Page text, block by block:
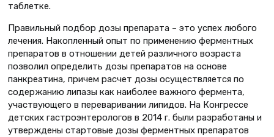
таблетке.
Правильный подбор дозы препарата – это успех любого
лечения. Накопленный опыт по применению ферментных
препаратов в отношении детей различного возраста
позволил определить дозы препаратов на основе
панкреатина, причем расчет дозы осуществляется по
содержанию липазы как наиболее важного фермента,
участвующего в переваривании липидов. На Конгрессе
детских гастроэнтерологов в 2014 г. были разработаны и
утверждены стартовые дозы ферментных препаратов